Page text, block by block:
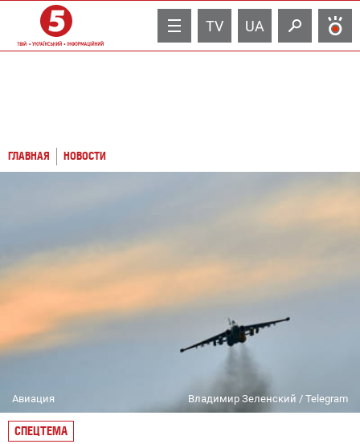
TV UA
ГЛАВНАЯ НОВОСТИ
Авиация Владимир Зеленский / Telegram
СПЕЦТЕМА